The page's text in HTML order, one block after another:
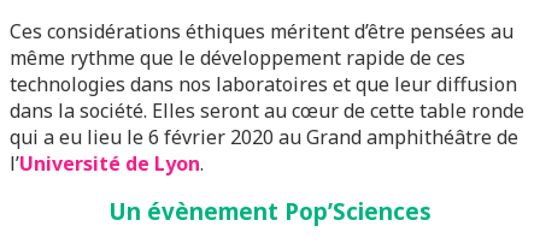
Ces considérations éthiques méritent d’être pensées au
même rythme que le développement rapide de ces
technologies dans nos laboratoires et que leur diffusion
dans la société. Elles seront au cœur de cette table ronde
qui a eu lieu le 6 février 2020 au Grand amphithéâtre de
l’Université de Lyon.
Un évènement Pop’Sciences